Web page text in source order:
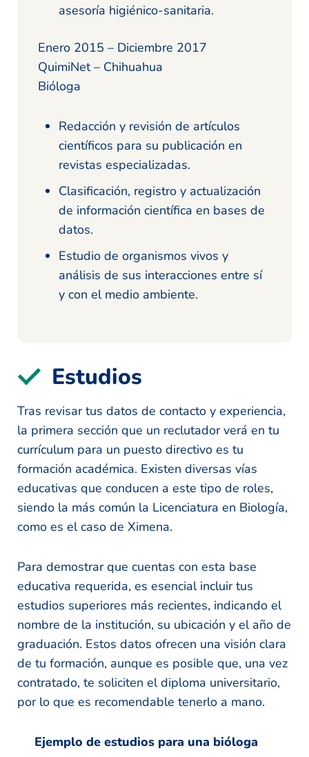
asesoría higiénico-sanitaria.
Enero 2015 – Diciembre 2017
QuimiNet – Chihuahua
Bióloga
Redacción y revisión de artículos
científicos para su publicación en
revistas especializadas.
Clasificación, registro y actualización
de información científica en bases de
datos.
Estudio de organismos vivos y
análisis de sus interacciones entre sí
y con el medio ambiente.
Estudios
Tras revisar tus datos de contacto y experiencia,
la primera sección que un reclutador verá en tu
currículum para un puesto directivo es tu
formación académica. Existen diversas vías
educativas que conducen a este tipo de roles,
siendo la más común la Licenciatura en Biología,
como es el caso de Ximena.
Para demostrar que cuentas con esta base
educativa requerida, es esencial incluir tus
estudios superiores más recientes, indicando el
nombre de la institución, su ubicación y el año de
graduación. Estos datos ofrecen una visión clara
de tu formación, aunque es posible que, una vez
contratado, te soliciten el diploma universitario,
por lo que es recomendable tenerlo a mano.
Ejemplo de estudios para una bióloga